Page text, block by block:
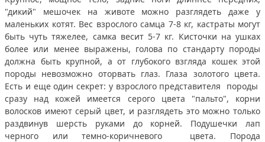
"дикий" мешочек на животе можно разглядеть даже у
маленьких котят. Вес взрослого самца 7-8 кг, кастраты могут
быть чуть тяжелее, самка весит 5-7 кг. Кисточки на ушках
более или менее выражены, голова по стандарту породы
должна быть крупной, а от глубокого взгляда кошек этой
породы невозможно оторвать глаз. Глаза золотого цвета.
Есть и еще один секрет: у взрослого представителя породы
сразу над кожей имеется серого цвета "пальто", корни
волосков имеют серый цвет, и разглядеть это можно только
раздвинув шерсть руками до корней. Подушечки лап
черного или темно-коричневого цвета. Порода